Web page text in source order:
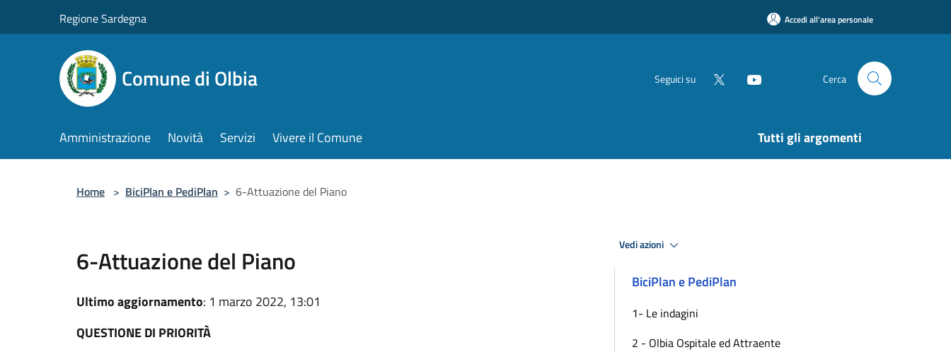
Regione Sardegna Accedi all'area personale
Comune di Olbia Seguici su Cerca
Amministrazione Novità Servizi Vivere il Comune Tutti gli argomenti
Home > BiciPlan e PediPlan > 6-Attuazione del Piano
6-Attuazione del Piano
Ultimo aggiornamento: 1 marzo 2022, 13:01
QUESTIONE DI PRIORITÀ
Vedi azioni
BiciPlan e PediPlan
1- Le indagini
2 - Olbia Ospitale ed Attraente